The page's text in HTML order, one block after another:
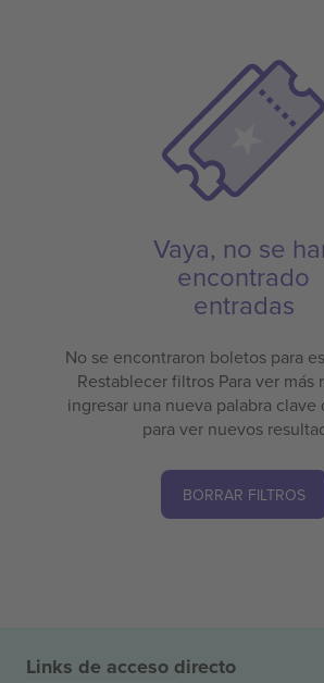
Vaya, no se
encontrado
entradas
No se encontraron boletos para
Restablecer filtros Para ver más
ingresar una nueva palabra clave
para ver nuevos
BORRAR FILTROS
Links de acceso directo